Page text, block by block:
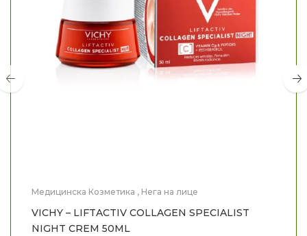
Медицинска Козметика , Нега на лице
VICHY – LIFTACTIV COLLAGEN SPECIALIST
NIGHT CREM 50ML